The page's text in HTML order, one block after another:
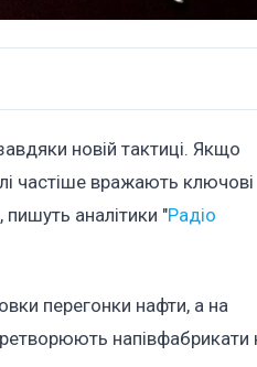
новій тактиці. Якщо
частіше вражають ключові
пишуть аналітики "Радіо
перегонки нафти, а на
напівфабрикати